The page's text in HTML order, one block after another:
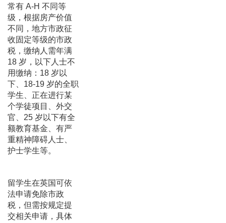
常有 A-H 不同等
级，根据房产价值
不同，地方市政征
收固定等级的市政
税，缴纳人需年满
18 岁，以下人士不
用缴纳：18 岁以
下、18-19 岁的全职
学生、正在进行某
个学徒项目、外交
官、25 岁以下有全
额教育基金、有严
重精神障碍人士、
护士学生等。
留学生在英国可依
法申请免除市政
税，但需按规定提
交相关申请，具体